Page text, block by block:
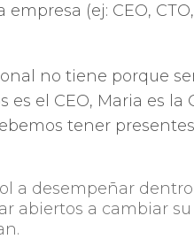
(ej: CEO, CTO,
no tiene porque
el CEO, Maria es la
tener
a desempeñar
abiertos a cambiar su